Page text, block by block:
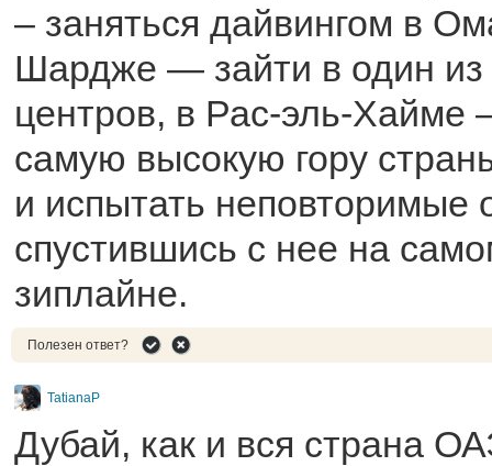
– заняться дайвингом в
Шардже — зайти в один из
центров, в Рас-эль-Хайме
самую высокую гору
и испытать
спустившись с нее на
зиплайне.
Полезен ответ?
TatianaP
Дубай, как и вся страна